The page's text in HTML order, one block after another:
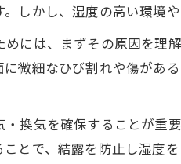
しかし、湿度の高い環境
には、まずその原因を理
微細なひび割れや傷があ
換気を確保することが重
とで、結露を防止し湿度